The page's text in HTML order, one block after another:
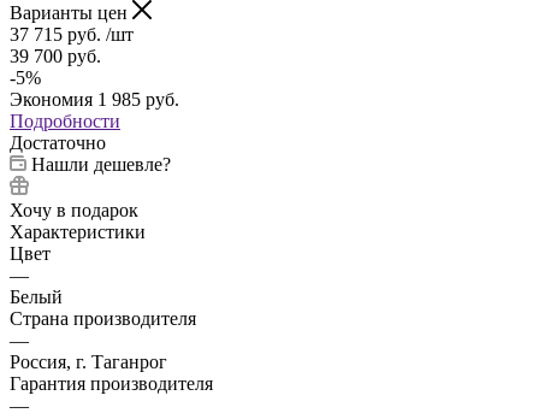
Варианты цен
37 715 руб. /шт
39 700 руб.
-5%
Экономия 1 985 руб.
Подробности
Достаточно
Нашли дешевле?
Хочу в подарок
Характеристики
Цвет
—
Белый
Страна производителя
—
Россия, г. Таганрог
Гарантия производителя
—